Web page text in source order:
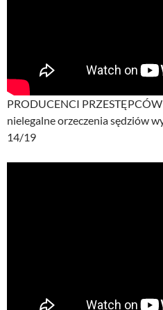
PRODUCENCI
nielegalne orzeczenia sędziów
14/19